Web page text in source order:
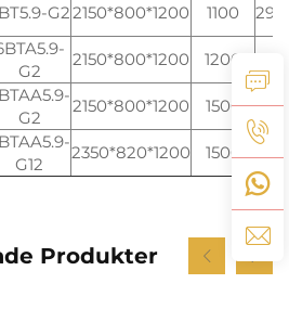
G22150*800*1200 1100
G2
2150*800*1200 1200
G2
2150*800*1200 1500
G12
2350*820*1200 1500
Produkter